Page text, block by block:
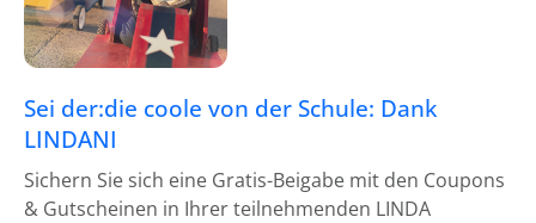
Sei der:die coole von der Schule: Dank
LINDANI
Sichern Sie sich eine Gratis-Beigabe mit den Coupons
& Gutscheinen in Ihrer teilnehmenden LINDA